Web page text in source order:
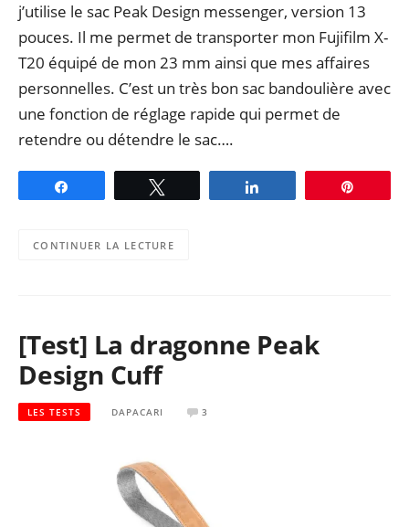
j’utilise le sac Peak Design messenger, version 13
pouces. Il me permet de transporter mon Fujifilm X-
T20 équipé de mon 23 mm ainsi que mes affaires
personnelles. C’est un très bon sac bandoulière avec
une fonction de réglage rapide qui permet de
retendre ou détendre le sac….
CONTINUER LA LECTURE
[Test] La dragonne Peak
Design Cuff
LES TESTS DAPACARI 3